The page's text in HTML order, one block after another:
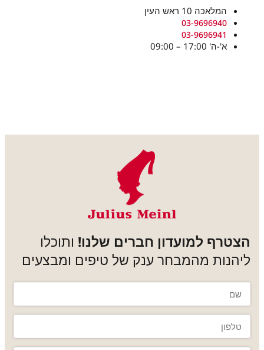
המלאכה 10 ראש העין
03-9696940
03-9696941
א'-ה' 17:00 – 09:00
הצטרף למועדון חברים שלנו! ותוכלו
ליהנות מהמבחר ענק של טיפים ומבצעים